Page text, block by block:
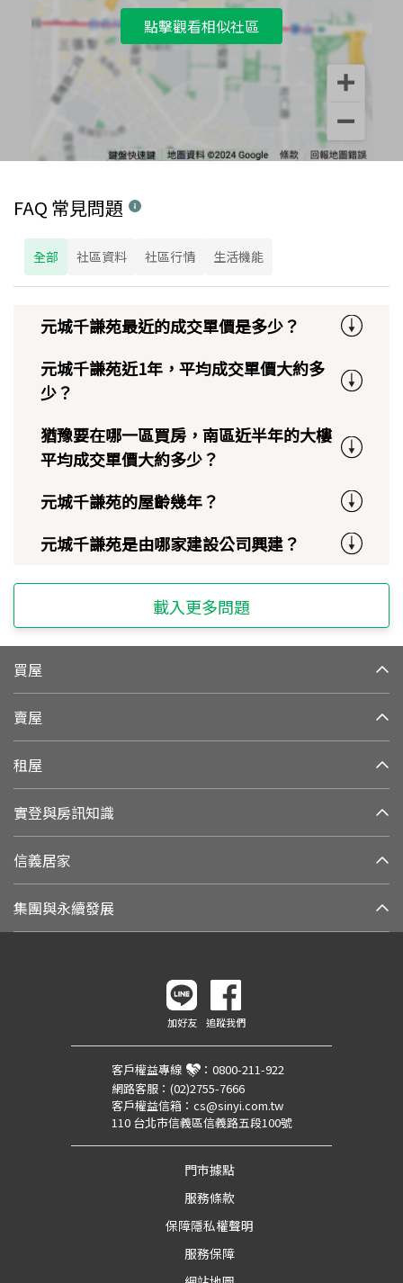
點擊觀看相似社區
FAQ 常見問題
全部 社區資料 社區行情 生活機能
元城千謙苑最近的成交單價是多少？
元城千謙苑近1年，平均成交單價大約多
少？
猶豫要在哪一區買房，南區近半年的大樓
平均成交單價大約多少？
元城千謙苑的屋齡幾年？
元城千謙苑是由哪家建設公司興建？
載入更多問題
買屋
賣屋
租屋
實登與房訊知識
信義居家
集團與永續發展
加好友 追蹤我們
客戶權益專線 ： 0800-211-922
網路客服： (02)2755-7666
客戶權益信箱： cs@sinyi.com.tw
110 台北市信義區信義路五段100號
門市據點
服務條款
保障隱私權聲明
服務保障